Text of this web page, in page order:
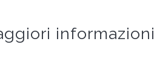
informazioni